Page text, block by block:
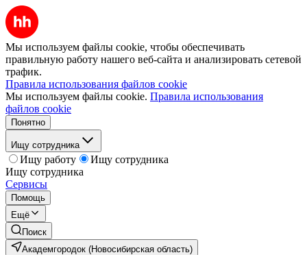
Мы используем файлы cookie, чтобы обеспечивать
правильную работу нашего веб-сайта и анализировать сетевой
трафик.
Правила использования файлов cookie
Мы используем файлы cookie. Правила использования
файлов cookie
Понятно
Ищу сотрудника
Ищу работу
Ищу сотрудника
Ищу сотрудника
Сервисы
Помощь
Ещё
Поиск
Академгородок (Новосибирская область)